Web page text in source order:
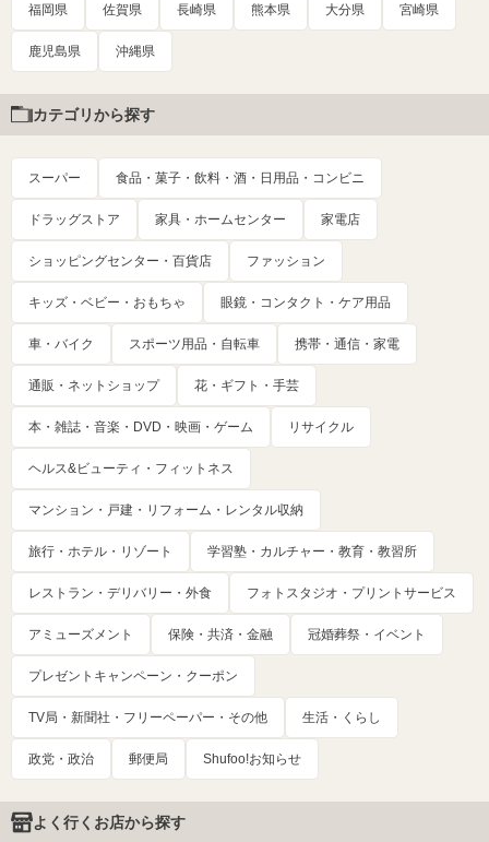
福岡県 佐賀県 長崎県 熊本県 大分県 宮崎県
鹿児島県 沖縄県
カテゴリから探す
スーパー 食品・菓子・飲料・酒・日用品・コンビニ
ドラッグストア 家具・ホームセンター 家電店
ショッピングセンター・百貨店 ファッション
キッズ・ベビー・おもちゃ 眼鏡・コンタクト・ケア用品
車・バイク スポーツ用品・自転車 携帯・通信・家電
通販・ネットショップ 花・ギフト・手芸
本・雑誌・音楽・DVD・映画・ゲーム リサイクル
ヘルス&ビューティ・フィットネス
マンション・戸建・リフォーム・レンタル収納
旅行・ホテル・リゾート 学習塾・カルチャー・教育・教習所
レストラン・デリバリー・外食 フォトスタジオ・プリントサービス
アミューズメント 保険・共済・金融 冠婚葬祭・イベント
プレゼントキャンペーン・クーポン
TV局・新聞社・フリーペーパー・その他 生活・くらし
政党・政治 郵便局 Shufoo!お知らせ
よく行くお店から探す